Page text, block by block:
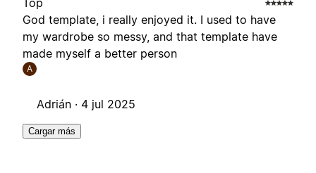
Top
God template, i really enjoyed it. I used to have
my wardrobe so messy, and that template have
made myself a better person
A
Adrián · 4 jul 2025
Cargar más